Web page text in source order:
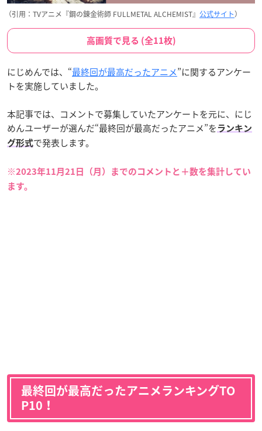
（引用：TVアニメ『鋼の錬金術師 FULLMETAL ALCHEMIST』 公式サイト）
高画質で見る (全11枚)
にじめんでは、“最終回が最高だったアニメ”に関するアンケー
トを実施していました。
本記事では、コメントで募集していたアンケートを元に、にじ
めんユーザーが選んだ“最終回が最高だったアニメ”を ランキン
グ形式で発表します。
※2023年11月21日（月）までのコメントと＋数を集計してい
ます。
最終回が最高だったアニメランキングTO
P10！